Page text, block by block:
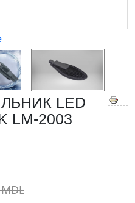
LED
LM-2003